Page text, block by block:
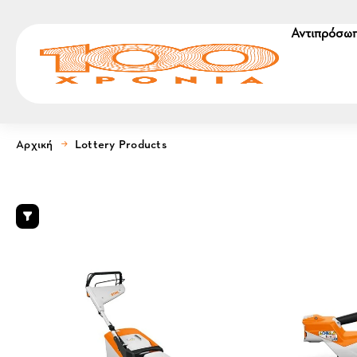
Αρχική Lottery Products